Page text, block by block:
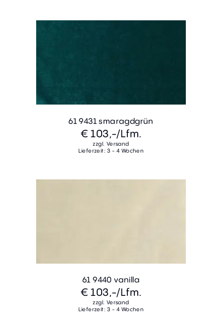
61 9431 smaragdgrün
€ 103,-/Lfm.
zzgl. Versand
Lieferzeit: 3 - 4 Wochen
61 9440 vanilla
€ 103,-/Lfm.
zzgl. Versand
Lieferzeit: 3 - 4 Wochen